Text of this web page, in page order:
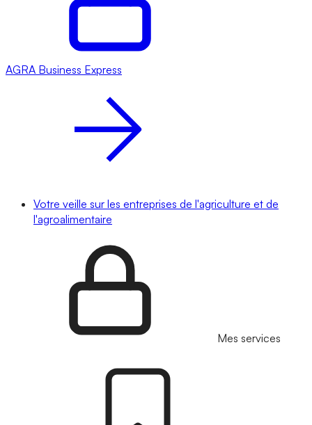
AGRA Business Express
Votre veille sur les entreprises de l'agriculture et de
l'agroalimentaire
Mes services